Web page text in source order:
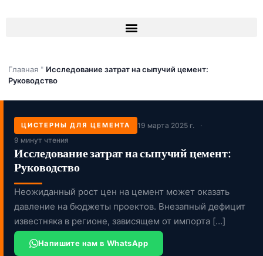
Главная " Исследование затрат на сыпучий цемент:
Руководство
ЦИСТЕРНЫ ДЛЯ ЦЕМЕНТА
19 марта 2025 г.
9 минут чтения
Исследование затрат на сыпучий цемент:
Руководство
Неожиданный рост цен на цемент может оказать
давление на бюджеты проектов. Внезапный дефицит
известняка в регионе, зависящем от импорта […]
Напишите нам в WhatsApp